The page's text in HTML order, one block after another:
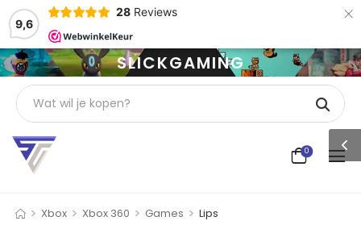
9,6
28 Reviews ×
SLICKGAMING
0
> Xbox > Xbox 360 > Games > Lips